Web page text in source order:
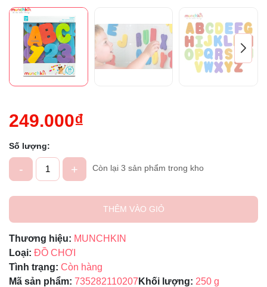
249.000₫
Số lượng:
- + Còn lại 3 sản phẩm trong kho
THÊM VÀO GIỎ
Thương hiệu: MUNCHKIN
Loại: ĐỒ CHƠI
Tình trạng: Còn hàng
Mã sản phẩm: 735282110207 Khối lượng: 250 g
Điều kiện: